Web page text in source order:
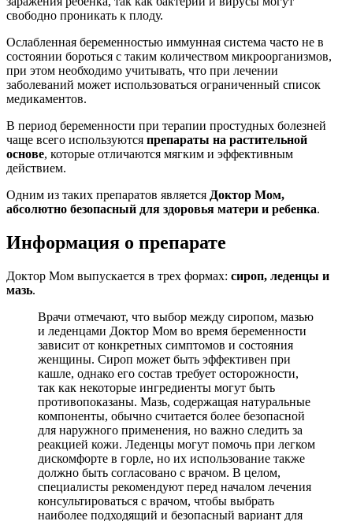
свободно проникать к плоду.
Ослабленная беременностью иммунная система часто не в
состоянии бороться с таким количеством микроорганизмов,
при этом необходимо учитывать, что при лечении
заболеваний может использоваться ограниченный список
медикаментов.
В период беременности при терапии простудных болезней
чаще всего используются препараты на растительной
основе, которые отличаются мягким и эффективным
действием.
Одним из таких препаратов является Доктор Мом,
абсолютно безопасный для здоровья матери и ребенка.
Информация о препарате
Доктор Мом выпускается в трех формах: сироп, леденцы и
мазь.
Врачи отмечают, что выбор между сиропом, мазью
и леденцами Доктор Мом во время беременности
зависит от конкретных симптомов и состояния
женщины. Сироп может быть эффективен при
кашле, однако его состав требует осторожности,
так как некоторые ингредиенты могут быть
противопоказаны. Мазь, содержащая натуральные
компоненты, обычно считается более безопасной
для наружного применения, но важно следить за
реакцией кожи. Леденцы могут помочь при легком
дискомфорте в горле, но их использование также
должно быть согласовано с врачом. В целом,
специалисты рекомендуют перед началом лечения
консультироваться с врачом, чтобы выбрать
наиболее подходящий и безопасный вариант для